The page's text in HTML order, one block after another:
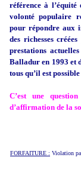
référence à
volonté populaire
pour répondre aux
des richesses
prestations
Balladur en 1993 et
tous qu’il est
C’est une
d’affirmation de la
FORFAITURE : Violation